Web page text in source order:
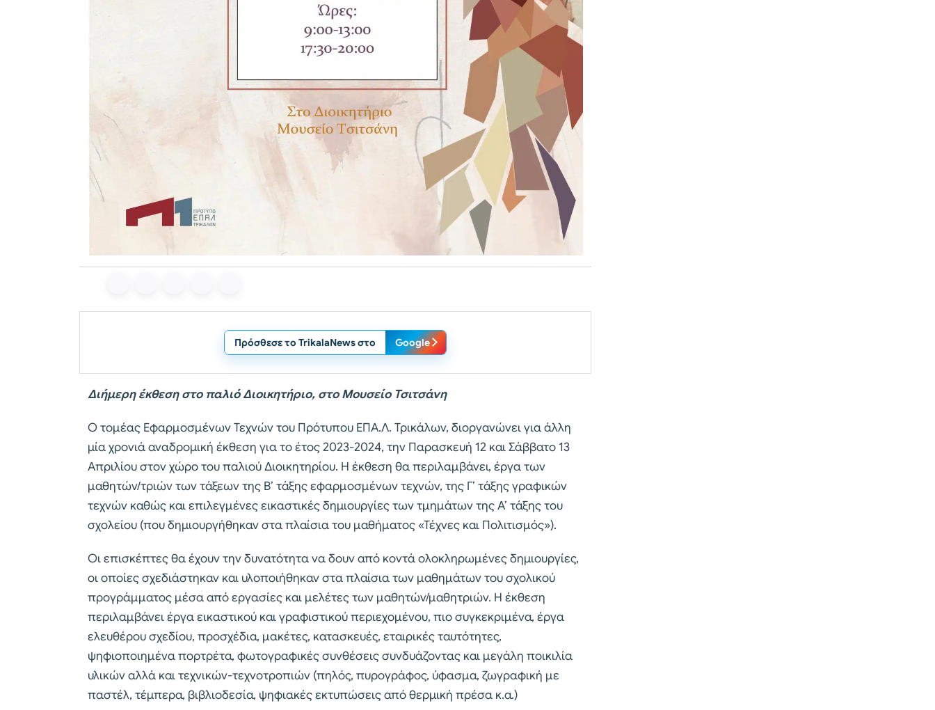
Πρόσθεσε το TrikalaNews στο Google
Διήμερη έκθεση στο παλιό Διοικητήριο, στο Μουσείο Τσιτσάνη
Ο τομέας Εφαρμοσμένων Τεχνών του Πρότυπου ΕΠΑ.Λ. Τρικάλων, διοργανώνει για άλλη
μία χρονιά αναδρομική έκθεση για το έτος 2023-2024, την Παρασκευή 12 και Σάββατο 13
Απριλίου στον χώρο του παλιού Διοικητηρίου. Η έκθεση θα περιλαμβάνει, έργα των
μαθητών/τριών των τάξεων της Β’ τάξης εφαρμοσμένων τεχνών, της Γ’ τάξης γραφικών
τεχνών καθώς και επιλεγμένες εικαστικές δημιουργίες των τμημάτων της Α’ τάξης του
σχολείου (που δημιουργήθηκαν στα πλαίσια του μαθήματος «Τέχνες και Πολιτισμός»).
Οι επισκέπτες θα έχουν την δυνατότητα να δουν από κοντά ολοκληρωμένες δημιουργίες,
οι οποίες σχεδιάστηκαν και υλοποιήθηκαν στα πλαίσια των μαθημάτων του σχολικού
προγράμματος μέσα από εργασίες και μελέτες των μαθητών/μαθητριών. Η έκθεση
περιλαμβάνει έργα εικαστικού και γραφιστικού περιεχομένου, πιο συγκεκριμένα, έργα
ελευθέρου σχεδίου, προσχέδια, μακέτες, κατασκευές, εταιρικές ταυτότητες,
ψηφιοποιημένα πορτρέτα, φωτογραφικές συνθέσεις συνδυάζοντας και μεγάλη ποικιλία
υλικών αλλά και τεχνικών-τεχνοτροπιών (πηλός, πυρογράφος, ύφασμα, ζωγραφική με
παστέλ, τέμπερα, βιβλιοδεσία, ψηφιακές εκτυπώσεις από θερμική πρέσα κ.α.)